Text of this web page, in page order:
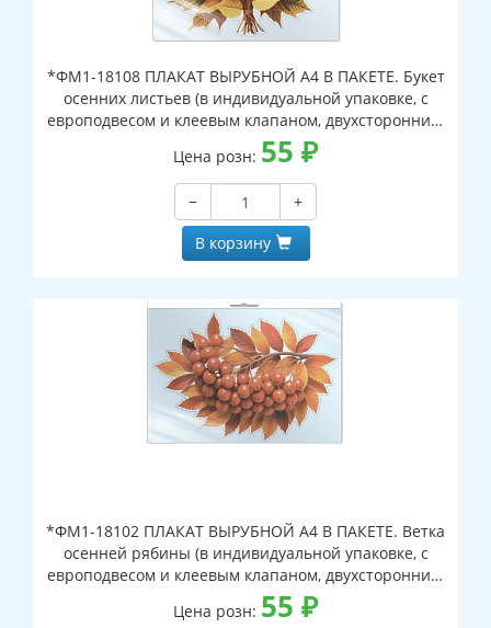
*ФМ1-18108 ПЛАКАТ ВЫРУБНОЙ А4 В ПАКЕТЕ. Букет
осенних листьев (в индивидуальной упаковке, с
европодвесом и клеевым клапаном, двухсторонний,
ВД-лак)
Цена розн: 55 ₽
−
+
В корзину
*ФМ1-18102 ПЛАКАТ ВЫРУБНОЙ А4 В ПАКЕТЕ. Ветка
осенней рябины (в индивидуальной упаковке, с
европодвесом и клеевым клапаном, двухсторонний,
ВД-лак)
Цена розн: 55 ₽